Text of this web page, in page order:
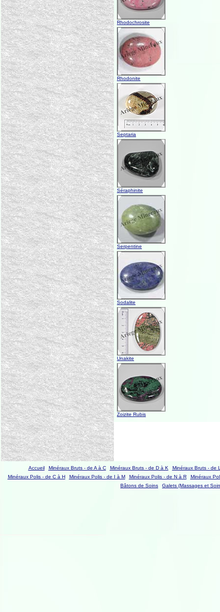
Rhodochrosite
Rhodonite
Septaria
Séraphinite
Serpentine
Sodalite
Unakite
Zoizite Rubis
Accueil Minéraux Bruts - de A à C Minéraux Bruts - de D à K
Minéraux Bruts - de
Minéraux Polis - de C à H
Minéraux Polis - de I à M Minéraux Polis - de N à R
Minéraux
Bâtons de Soins
Galets (Massages et